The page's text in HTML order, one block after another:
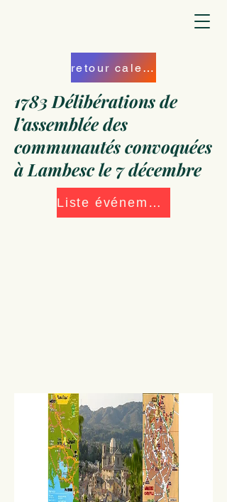
retour calendrier
1783 Délibérations de
l’assemblée des
communautés convoquées
à Lambesc le 7 décembre
Liste événements